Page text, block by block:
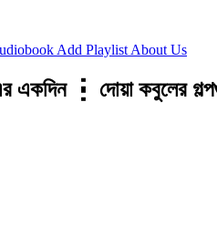
Add Playlist About Us
একদিন ┇ দোয়া